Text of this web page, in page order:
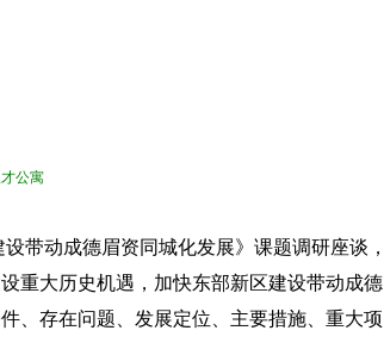
公寓
带动成德眉资同城化发展》课题调研座谈，
重大历史机遇，加快东部新区建设带动成德
、存在问题、发展定位、主要措施、重大项